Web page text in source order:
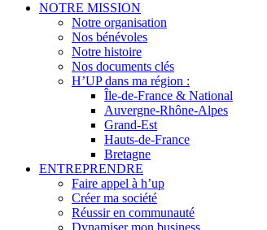
NOTRE MISSION
Notre organisation
Nos bénévoles
Notre histoire
Nos documents clés
H’UP dans ma région :
Île-de-France & National
Auvergne-Rhône-Alpes
Grand-Est
Hauts-de-France
Bretagne
ENTREPRENDRE
Faire appel à h’up
Créer ma société
Réussir en communauté
Dynamiser mon business